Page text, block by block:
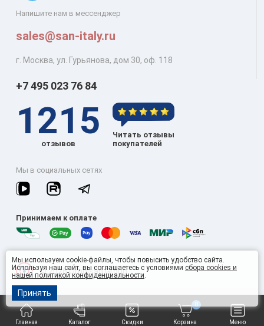
Главная
Каталог
Скидки Корзина
0
Меню
Напишите нам в мессенджер
sales@san-italy.ru
г. Москва, ул. Гурьянова, дом 30, оф. 118
+7 495 023 76 84
1215
отзывов
Читать отзывы
покупателей
Мы в социальных сетях
Принимаем к оплате
© 2026 Omnisan Group
Мы используем cookie-файлы, чтобы повысить удобство сайта.
Используя наш сайт, вы соглашаетесь с условиями сбора cookies и
нашей политикой конфиденциальности.
Принять